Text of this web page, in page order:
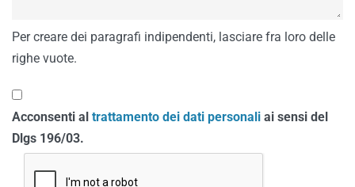
Per creare dei paragrafi indipendenti, lasciare fra loro delle
righe vuote.
Acconsenti al trattamento dei dati personali ai sensi del
Dlgs 196/03.